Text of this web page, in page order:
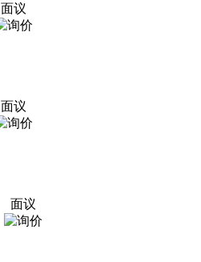
面议
面议
面议